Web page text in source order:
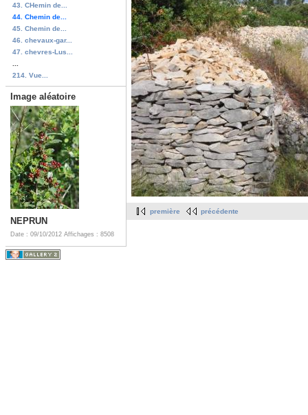
43. CHemin de...
44. Chemin de...
45. Chemin de...
46. chevaux-gar...
47. chevres-Lus...
214. Vue...
Image aléatoire
NEPRUN
Date : 09/10/2012 Affichages : 8508
première précédente